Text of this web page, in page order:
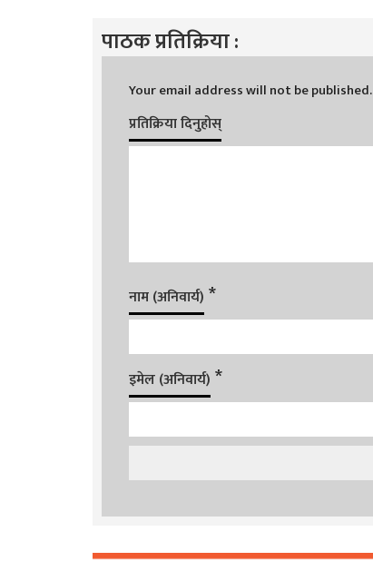
पाठक प्रतिक्रिया :
Your email address will not be published.
प्रतिक्रिया दिनुहोस्
नाम (अनिवार्य) *
इमेल (अनिवार्य) *